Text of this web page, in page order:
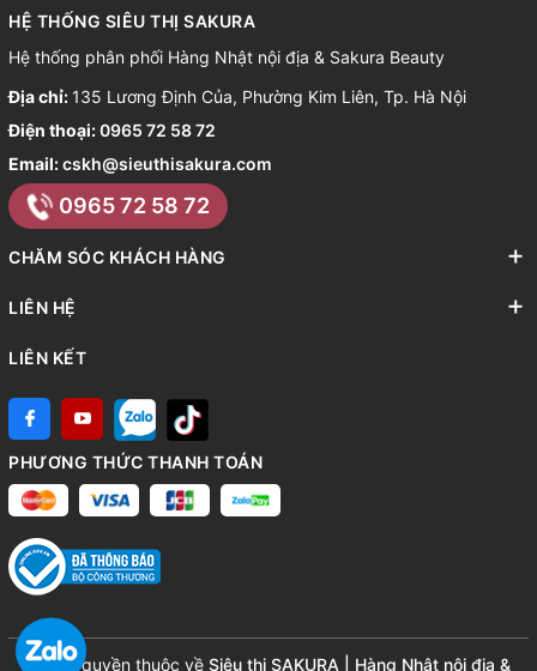
HỆ THỐNG SIÊU THỊ SAKURA
Hệ thống phân phối Hàng Nhật nội địa & Sakura Beauty
Địa chỉ: 135 Lương Định Của, Phường Kim Liên, Tp. Hà Nội
Điện thoại:0965 72 58 72
Email:cskh@sieuthisakura.com
0965 72 58 72
CHĂM SÓC KHÁCH HÀNG
LIÊN HỆ
LIÊN KẾT
PHƯƠNG THỨC THANH TOÁN
© Bản quyền thuộc về Siêu thị SAKURA | Hàng Nhật nội địa &